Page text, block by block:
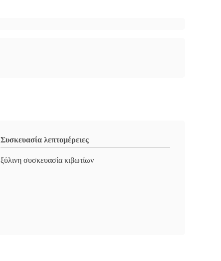
Συσκευασία λεπτομέρειες
ξύλινη συσκευασία κιβωτίων